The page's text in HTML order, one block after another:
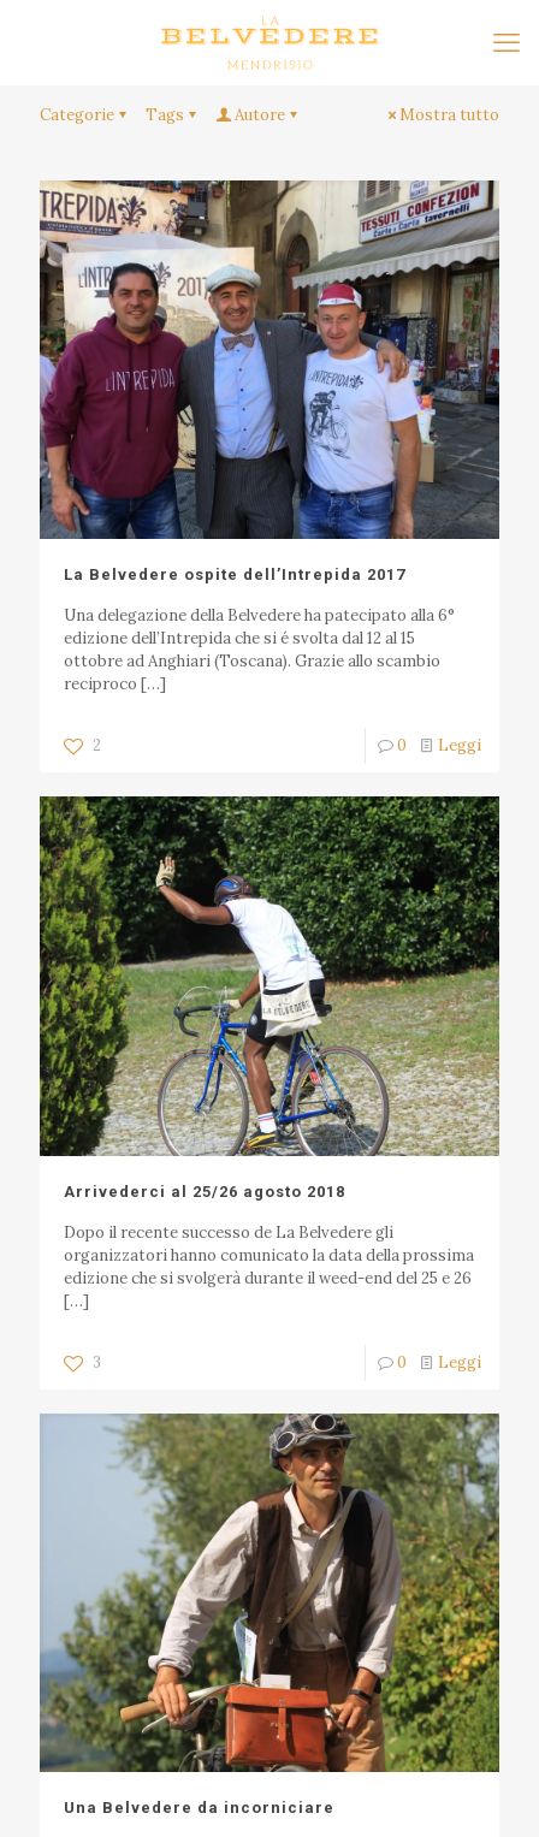
Categorie Tags Autore Mostra tutto
La Belvedere ospite dell’Intrepida 2017
Una delegazione della Belvedere ha patecipato alla 6°
edizione dell’Intrepida che si é svolta dal 12 al 15
ottobre ad Anghiari (Toscana). Grazie allo scambio
reciproco […]
2 0 Leggi
Arrivederci al 25/26 agosto 2018
Dopo il recente successo de La Belvedere gli
organizzatori hanno comunicato la data della prossima
edizione che si svolgerà durante il weed-end del 25 e 26
[…]
3 0 Leggi
Una Belvedere da incorniciare